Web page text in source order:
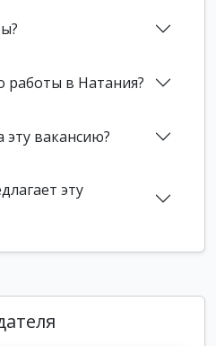
работы в Натания?
эту вакансию?
эту